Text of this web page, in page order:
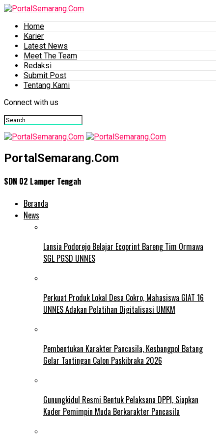
Home
Karier
Latest News
Meet The Team
Redaksi
Submit Post
Tentang Kami
Connect with us
PortalSemarang.Com
SDN 02 Lamper Tengah
Beranda
News
Lansia Podorejo Belajar Ecoprint Bareng Tim Ormawa
SGL PGSD UNNES
Perkuat Produk Lokal Desa Cokro, Mahasiswa GIAT 16
UNNES Adakan Pelatihan Digitalisasi UMKM
Pembentukan Karakter Pancasila, Kesbangpol Batang
Gelar Tantingan Calon Paskibraka 2026
Gunungkidul Resmi Bentuk Pelaksana DPPI, Siapkan
Kader Pemimpin Muda Berkarakter Pancasila